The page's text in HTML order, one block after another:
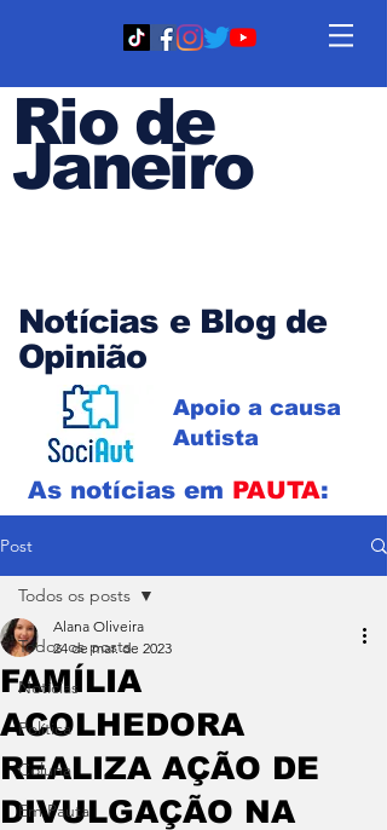
Rio de
Janeiro
Notícias e Blog de
Opinião
Apoio a causa
Autista
As notícias em PAUTA:
Post
Todos os posts
Notícias
Política
Coluna
Em Pauta
Todos os posts
FAMÍLIA
ACOLHEDORA
REALIZA AÇÃO DE
DIVULGAÇÃO NA
Alana Oliveira
24 de mar. de 2023